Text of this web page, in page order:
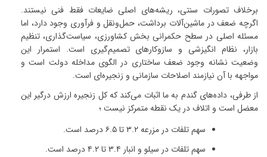
برخلاف تصورات سنتی، ریشه‌های اصلی ضایعات فقط فنی نیستند.
اگرچه ضعف در ماشین‌آلات برداشت، حمل‌ونقل و فرآوری وجود دارد، اما
مسئله اصلی در سطح حکمرانی بخش کشاورزی، سیاست‌گذاری، تنظیم
بازار، نظام انگیزشی و سازوکارهای تصمیم‌گیری است. استمرار این
وضعیت نشانه وجود ضعف ساختاری در الگوی مداخله دولت است و
مواجهه با آن نیازمند اصلاحات سازمانی و زنجیره‌ای است.
از طرفی، داده‌های گندم به ما اثبات می‌کند که کل زنجیره ارزش درگیر این
معضل است و اتلاف در یک نقطه متمرکز نیست ؛
سهم تلفات در مزرعه۳.۲تا۶.۵درصد است.
سهم تلفات در سیلو و انبار ۳.۴تا۴.۲درصد است.